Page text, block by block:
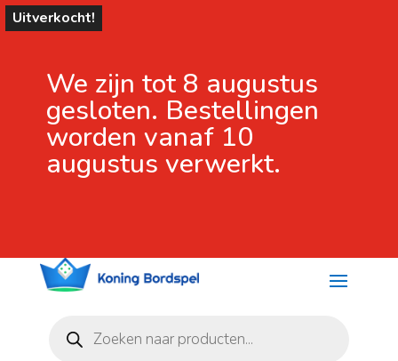
We zijn tot 8 augustus
gesloten. Bestellingen
worden vanaf 10
augustus verwerkt.
zoeken
Uitverkocht!